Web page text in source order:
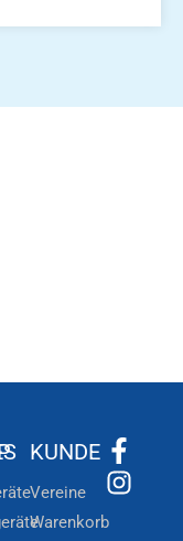
KUNDE
Vereine
Warenkorb